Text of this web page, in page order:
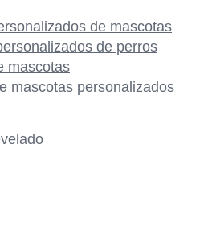
de mascotas
de perros
mascotas
mascotas personalizados